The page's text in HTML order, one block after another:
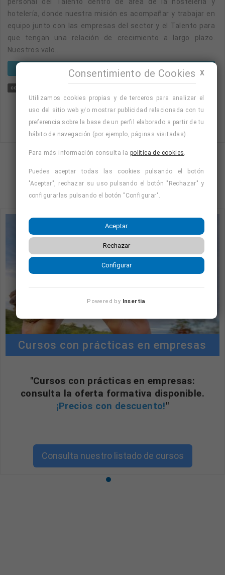
hotelería, donde nuestra misión es acompañar y trabajar en
equipo junto con las empresas del sector y el Talento para
que tengan una relación de crecimiento a largo plazo.
Nuestros valo...
VER OFERTA
contrato laboral indefinido
2 3 4 5 … 55
Cursos con prácticas en empresas
"Cursos con prácticas en empresas:
consulta la oferta formativa disponible.
¡Precios con descuento!"
Consulta nuestro listado de cursos
X
Consentimiento de Cookies
Utilizamos cookies propias y de terceros para analizar el
uso del sitio web y/o mostrar publicidad relacionada con tu
preferencia sobre la base de un perfil elaborado a partir de tu
hábito de navegación (por ejemplo, páginas visitadas).
Para más información consulta la política de cookies.
Puedes aceptar todas las cookies pulsando el botón
"Aceptar", rechazar su uso pulsando el botón "Rechazar" y
configurarlas pulsando el botón "Configurar".
Aceptar
Rechazar
Configurar
Powered by Insertia